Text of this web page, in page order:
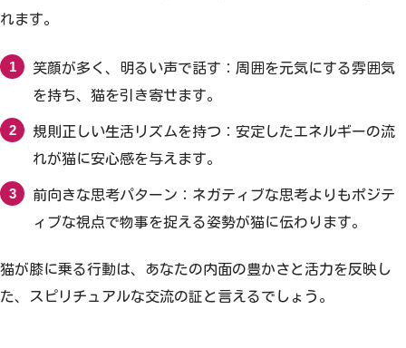
れます。
笑顔が多く、明るい声で話す：周囲を元気にする雰囲気
を持ち、猫を引き寄せます。
規則正しい生活リズムを持つ：安定したエネルギーの流
れが猫に安心感を与えます。
前向きな思考パターン：ネガティブな思考よりもポジテ
ィブな視点で物事を捉える姿勢が猫に伝わります。
猫が膝に乗る行動は、あなたの内面の豊かさと活力を反映し
た、スピリチュアルな交流の証と言えるでしょう。